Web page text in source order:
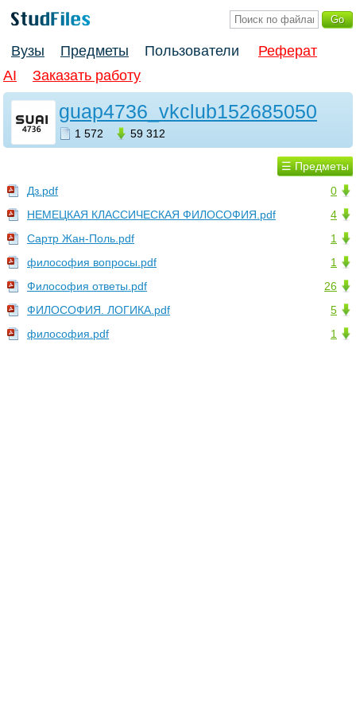
Вузы Предметы Пользователи
Реферат
AI
Заказать работу
guap4736_vkclub152685050
1 572 59 312
☰ Предметы
0
Дз.pdf
4
НЕМЕЦКАЯ КЛАССИЧЕСКАЯ ФИЛОСОФИЯ.pdf
1
Сартр Жан-Поль.pdf
1
философия вопросы.pdf
26
Философия ответы.pdf
5
ФИЛОСОФИЯ. ЛОГИКА.pdf
1
философия.pdf